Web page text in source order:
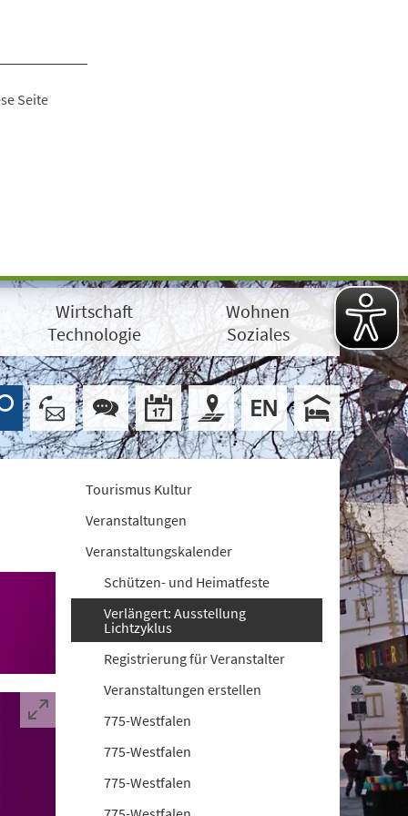
Seite
Wirtschaft
Technologie
Wohnen
Soziales
Tourismus Kultur
Veranstaltungen
Veranstaltungskalender
Schützen- und Heimatfeste
Verlängert: Ausstellung
Lichtzyklus
Registrierung für Veranstalter
Veranstaltungen erstellen
775-Westfalen
775-Westfalen
775-Westfalen